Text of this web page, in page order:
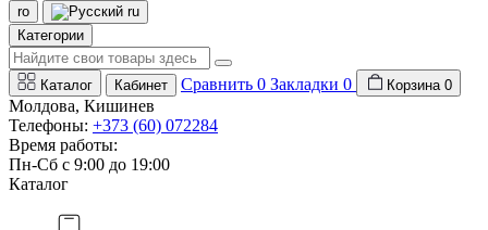
ro
ru
Категории
Каталог Кабинет Сравнить 0 Закладки 0 Корзина 0
Молдова, Кишинев
Телефоны: +373 (60) 072284
Время работы:
Пн-Сб с 9:00 до 19:00
Каталог